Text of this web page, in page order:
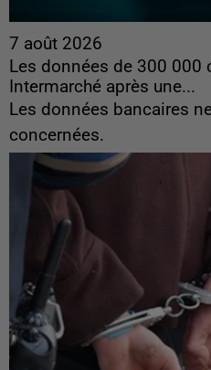
7 août 2026
Les données de 300 000
Intermarché après une...
Les données bancaires
concernées.